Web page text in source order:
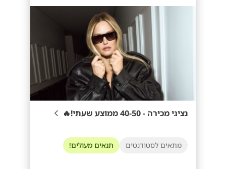
נציגי מכירה - 40-50 ממוצע שעתי!🔥
מתאים לסטודנטים תנאים מעולים!